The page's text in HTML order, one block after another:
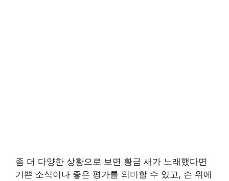
좀 더 다양한 상황으로 보면 황금 새가 노래했다면
기쁜 소식이나 좋은 평가를 의미할 수 있고, 손 위에